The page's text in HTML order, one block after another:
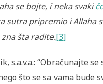
se bojte, i neka svaki
sutra pripremio i Allaha
šta radite.[3]
s.a.v.a.: “Obračunajte se
što se sa vama bude